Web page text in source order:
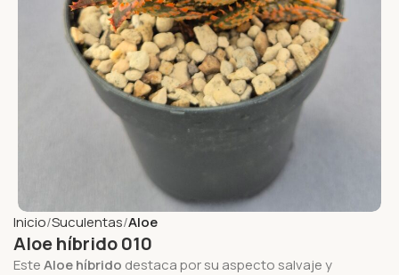
Inicio Suculentas Aloe
Aloe híbrido 010
EsteAloe híbrido destaca por su aspecto salvaje y